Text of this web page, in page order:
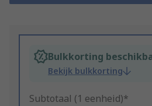
Bulkkorting
Bekijk bulkkorting
Subtotaal (1 eenheid)*